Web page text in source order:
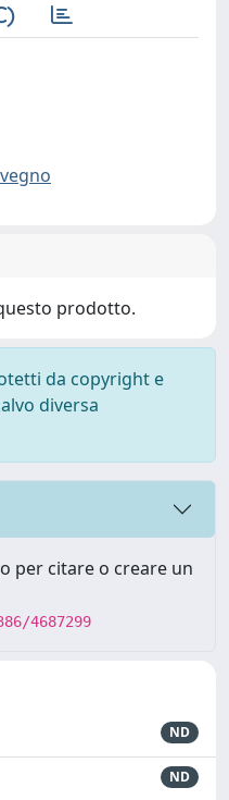
prodotto.
da copyright e
diversa
per citare o creare un
4687299
ND
ND